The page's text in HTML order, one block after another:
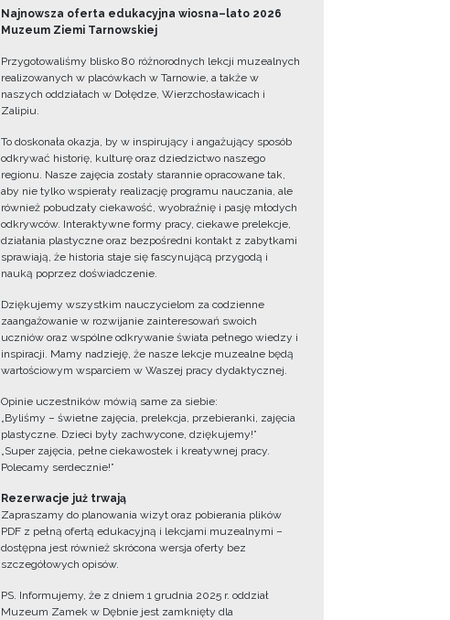
Najnowsza oferta edukacyjna wiosna–lato 2026
Muzeum Ziemi Tarnowskiej
Przygotowaliśmy blisko 80 różnorodnych lekcji muzealnych
realizowanych w placówkach w Tarnowie, a także w
naszych oddziałach w Dołędze, Wierzchosławicach i
Zalipiu.
To doskonała okazja, by w inspirujący i angażujący sposób
odkrywać historię, kulturę oraz dziedzictwo naszego
regionu. Nasze zajęcia zostały starannie opracowane tak,
aby nie tylko wspierały realizację programu nauczania, ale
również pobudzały ciekawość, wyobraźnię i pasję młodych
odkrywców. Interaktywne formy pracy, ciekawe prelekcje,
działania plastyczne oraz bezpośredni kontakt z zabytkami
sprawiają, że historia staje się fascynującą przygodą i
nauką poprzez doświadczenie.
Dziękujemy wszystkim nauczycielom za codzienne
zaangażowanie w rozwijanie zainteresowań swoich
uczniów oraz wspólne odkrywanie świata pełnego wiedzy i
inspiracji. Mamy nadzieję, że nasze lekcje muzealne będą
wartościowym wsparciem w Waszej pracy dydaktycznej.
Opinie uczestników mówią same za siebie:
„Byliśmy – świetne zajęcia, prelekcja, przebieranki, zajęcia
plastyczne. Dzieci były zachwycone, dziękujemy!”
„Super zajęcia, pełne ciekawostek i kreatywnej pracy.
Polecamy serdecznie!”
Rezerwacje już trwają
Zapraszamy do planowania wizyt oraz pobierania plików
PDF z pełną ofertą edukacyjną i lekcjami muzealnymi –
dostępna jest również skrócona wersja oferty bez
szczegółowych opisów.
PS. Informujemy, że z dniem 1 grudnia 2025 r. oddział
Muzeum Zamek w Dębnie jest zamknięty dla